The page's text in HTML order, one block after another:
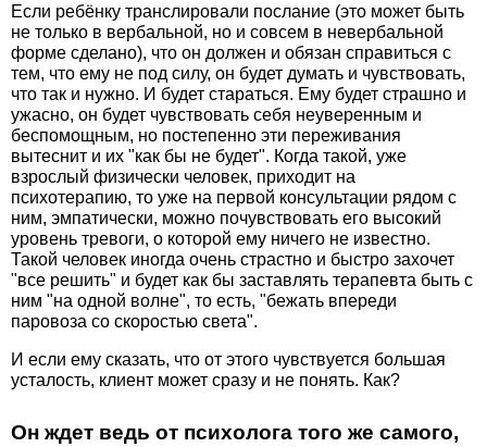
Если ребёнку транслировали послание (это может быть
не только в вербальной, но и совсем в невербальной
форме сделано), что он должен и обязан справиться с
тем, что ему не под силу, он будет думать и чувствовать,
что так и нужно. И будет стараться. Ему будет страшно и
ужасно, он будет чувствовать себя неуверенным и
беспомощным, но постепенно эти переживания
вытеснит и их "как бы не будет". Когда такой, уже
взрослый физически человек, приходит на
психотерапию, то уже на первой консультации рядом с
ним, эмпатически, можно почувствовать его высокий
уровень тревоги, о которой ему ничего не известно.
Такой человек иногда очень страстно и быстро захочет
"все решить" и будет как бы заставлять терапевта быть с
ним "на одной волне", то есть, "бежать впереди
паровоза со скоростью света".
И если ему сказать, что от этого чувствуется большая
усталость, клиент может сразу и не понять. Как?
Он ждет ведь от психолога того же самого,